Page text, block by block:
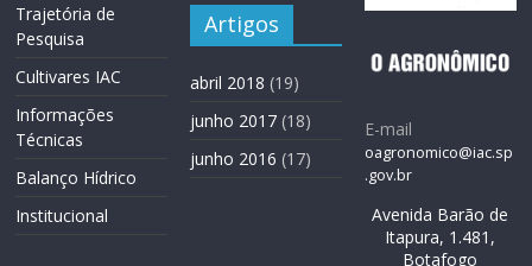
Trajetória de
Pesquisa
Cultivares IAC
Informações
Técnicas
Balanço Hídrico
Institucional
Artigos
abril 2018 (19)
junho 2017 (18)
junho 2016 (17)
E-mail
oagronomico@iac.sp
.gov.br
Avenida Barão de
Itapura, 1.481,
Botafogo